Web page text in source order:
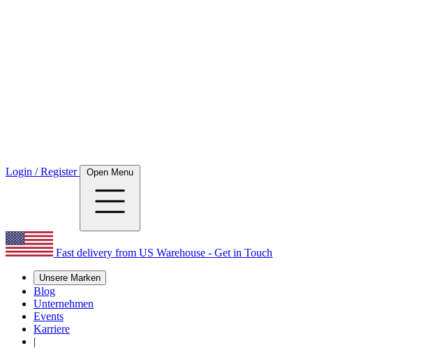
Login / Register Open Menu
Fast delivery from US Warehouse - Get in Touch
Unsere Marken
Blog
Unternehmen
Events
Karriere
|